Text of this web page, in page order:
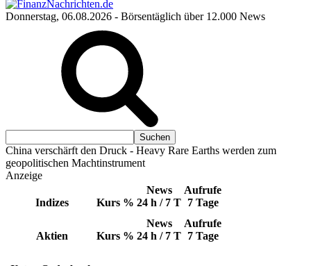
Donnerstag, 06.08.2026 - Börsentäglich über 12.000 News
China verschärft den Druck - Heavy Rare Earths werden zum
geopolitischen Machtinstrument
Anzeige
Indizes Kurs %
News
24 h / 7 T
Aufrufe
7 Tage
Aktien Kurs %
News
24 h / 7 T
Aufrufe
7 Tage